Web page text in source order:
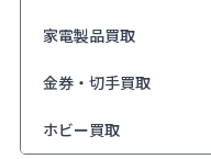
家電製品買取
金券・切手買取
ホビー買取